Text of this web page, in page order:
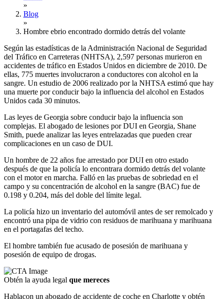
»
Blog
»
Hombre ebrio encontrado dormido detrás del volante
Según las estadísticas de la Administración Nacional de Seguridad
del Tráfico en Carreteras (NHTSA), 2,597 personas murieron en
accidentes de tráfico en Estados Unidos en diciembre de 2010. De
ellas, 775 muertes involucraron a conductores con alcohol en la
sangre. Un estudio de 2006 realizado por la NHTSA estimó que hay
una muerte por conducir bajo la influencia del alcohol en Estados
Unidos cada 30 minutos.
Las leyes de Georgia sobre conducir bajo la influencia son
complejas. El abogado de lesiones por DUI en Georgia, Shane
Smith, puede analizar las leyes entrelazadas que pueden crear
complicaciones en un caso de DUI.
Un hombre de 22 años fue arrestado por DUI en otro estado
después de que la policía lo encontrara dormido detrás del volante
con el motor en marcha. Falló en las pruebas de sobriedad en el
campo y su concentración de alcohol en la sangre (BAC) fue de
0.198 y 0.204, más del doble del límite legal.
La policía hizo un inventario del automóvil antes de ser remolcado y
encontró una pipa de vidrio con residuos de marihuana y marihuana
en el portagafas del techo.
El hombre también fue acusado de posesión de marihuana y
posesión de equipo de drogas.
Obtén la ayuda legal que mereces
Hablacon un abogado de accidente de coche en Charlotte y obtén